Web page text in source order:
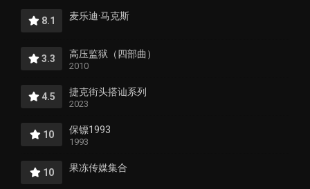
8.1 麦乐迪·马克斯
3.3 高压监狱（四部曲）
2010
4.5 捷克街头搭讪系列
2023
10 保镖1993
1993
10 果冻传媒集合